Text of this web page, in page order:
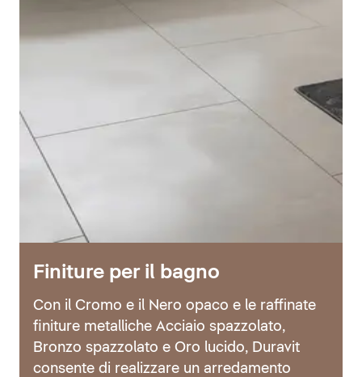
Finiture per il bagno
Con il Cromo e il Nero opaco e le raffinate
finiture metalliche Acciaio spazzolato,
Bronzo spazzolato e Oro lucido, Duravit
consente di realizzare un arredamento